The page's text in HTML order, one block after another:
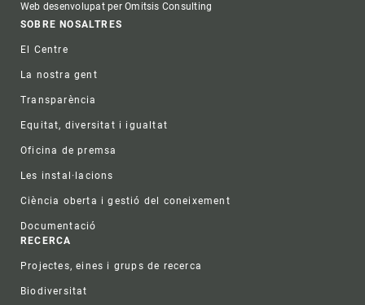
Web desenvolupat per Omitsis Consulting
Footer
SOBRE NOSALTRES
El Centre
La nostra gent
Transparència
Equitat, diversitat i igualtat
Oficina de premsa
Les instal·lacions
Ciència oberta i gestió del coneixement
Documentació
RECERCA
Projectes, eines i grups de recerca
Biodiversitat